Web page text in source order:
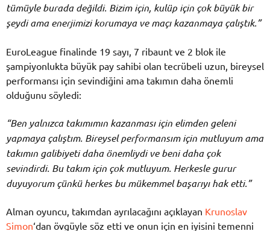
tümüyle burada değildi. Bizim için, kulüp için çok büyük bir
şeydi ama enerjimizi korumaya ve maçı kazanmaya çalıştık.”
EuroLeague finalinde 19 sayı, 7 ribaunt ve 2 blok ile
şampiyonlukta büyük pay sahibi olan tecrübeli uzun, bireysel
performansı için sevindiğini ama takımın daha önemli
olduğunu söyledi:
“Ben yalnızca takımımın kazanması için elimden geleni
yapmaya çalıştım. Bireysel performansım için mutluyum ama
takımın galibiyeti daha önemliydi ve beni daha çok
sevindirdi. Bu takım için çok mutluyum. Herkesle gurur
duyuyorum çünkü herkes bu mükemmel başarıyı hak etti.”
Alman oyuncu, takımdan ayrılacağını açıklayan Krunoslav
Simon‘dan övgüyle söz etti ve onun için en iyisini temenni